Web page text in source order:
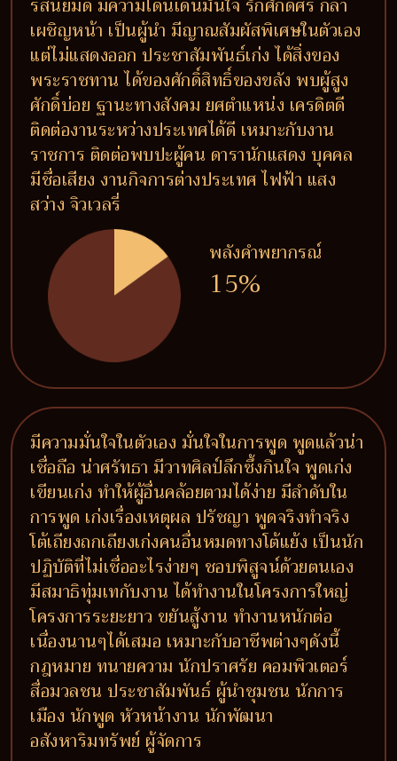
เผชิญหน้า เป็นผู้นำ มีญาณสัมผัสพิเศษในตัวเอง
แต่ไม่แสดงออก ประชาสัมพันธ์เก่ง ได้สิ่งของ
พระราชทาน ได้ของศักดิ์สิทธิ์ของขลัง พบผู้สูง
ศักดิ์บ่อย ฐานะทางสังคม ยศตำแหน่ง เครดิตดี
ติดต่องานระหว่างประเทศได้ดี เหมาะกับงาน
ราชการ ติดต่อพบปะผู้คน ดารานักแสดง บุคคล
มีชื่อเสียง งานกิจการต่างประเทศ ไฟฟ้า แสง
สว่าง จิวเวลรี่
พลังคำพยากรณ์
15%
มีความมั่นใจในตัวเอง มั่นใจในการพูด พูดแล้วน่า
เชื่อถือ น่าศรัทธา มีวาทศิลป์ลึกซึ้งกินใจ พูดเก่ง
เขียนเก่ง ทำให้ผู้อื่นคล้อยตามได้ง่าย มีลำดับใน
การพูด เก่งเรื่องเหตุผล ปรัชญา พูดจริงทำจริง
โต้เถียงถกเถียงเก่งคนอื่นหมดทางโต้แย้ง เป็นนัก
ปฏิบัติที่ไม่เชื่ออะไรง่ายๆ ชอบพิสูจน์ด้วยตนเอง
มีสมาธิทุ่มเทกับงาน ได้ทำงานในโครงการใหญ่
โครงการระยะยาว ขยันสู้งาน ทำงานหนักต่อ
เนื่องนานๆได้เสมอ เหมาะกับอาชีพต่างๆดังนี้
กฎหมาย ทนายความ นักปราศรัย คอมพิวเตอร์
สื่อมวลชน ประชาสัมพันธ์ ผู้นำชุมชน นักการ
เมือง นักพูด หัวหน้างาน นักพัฒนา
อสังหาริมทรัพย์ ผู้จัดการ